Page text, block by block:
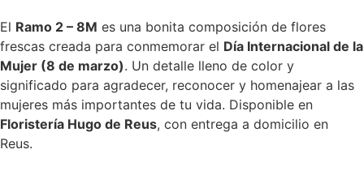
El Ramo 2 – 8M es una bonita composición de flores
frescas creada para conmemorar el Día Internacional de la
Mujer (8 de marzo). Un detalle lleno de color y
significado para agradecer, reconocer y homenajear a las
mujeres más importantes de tu vida. Disponible en
Floristería Hugo de Reus, con entrega a domicilio en
Reus.